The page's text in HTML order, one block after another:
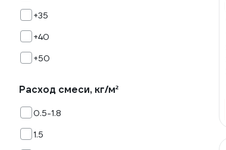
+35
+40
+50
Расход смеси, кг/м²
0.5-1.8
1.5